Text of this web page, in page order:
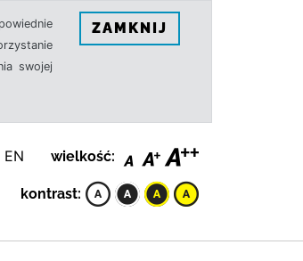
swojej
ZAMKNIJ
EN wielkość:
kontrast: